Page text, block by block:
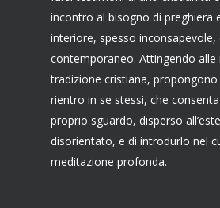
incontro al bisogno di preghiera
interiore, spesso inconsapevole,
contemporaneo. Attingendo alle
tradizione cristiana,
rientro in se stessi, che
proprio sguardo, disperso
disorientato, e di introdurlo nel
meditazione profonda.